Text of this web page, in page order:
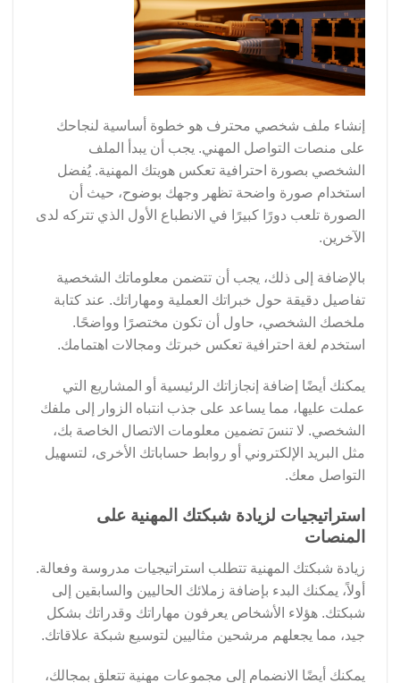
إنشاء ملف شخصي محترف هو خطوة أساسية لنجاحك
على منصات التواصل المهني. يجب أن يبدأ الملف
الشخصي بصورة احترافية تعكس هويتك المهنية. يُفضل
استخدام صورة واضحة تظهر وجهك بوضوح، حيث أن
الصورة تلعب دورًا كبيرًا في الانطباع الأول الذي تتركه لدى
الآخرين.
بالإضافة إلى ذلك، يجب أن تتضمن معلوماتك الشخصية
تفاصيل دقيقة حول خبراتك العملية ومهاراتك. عند كتابة
ملخصك الشخصي، حاول أن تكون مختصرًا وواضحًا.
استخدم لغة احترافية تعكس خبرتك ومجالات اهتمامك.
يمكنك أيضًا إضافة إنجازاتك الرئيسية أو المشاريع التي
عملت عليها، مما يساعد على جذب انتباه الزوار إلى ملفك
الشخصي. لا تنسَ تضمين معلومات الاتصال الخاصة بك،
مثل البريد الإلكتروني أو روابط حساباتك الأخرى، لتسهيل
التواصل معك.
استراتيجيات لزيادة شبكتك المهنية على
المنصات
زيادة شبكتك المهنية تتطلب استراتيجيات مدروسة وفعالة.
أولاً، يمكنك البدء بإضافة زملائك الحاليين والسابقين إلى
شبكتك. هؤلاء الأشخاص يعرفون مهاراتك وقدراتك بشكل
جيد، مما يجعلهم مرشحين مثاليين لتوسيع شبكة علاقاتك.
يمكنك أيضًا الانضمام إلى مجموعات مهنية تتعلق بمجالك،